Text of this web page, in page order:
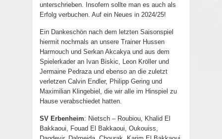
unterschrieben. Insofern sollte man es auch als
Erfolg verbuchen. Auf ein Neues in 2024/25!
Ein Dankeschön nach dem letzten Saisonspiel
hiermit nochmals an unsere Trainer Hussen
Harmouch und Serkan Akcakya und aus dem
Spielerkader an Ivan Biskic, Leon Kröller und
Jermaine Pedraza und ebenso an die zuletzt
verletzen Calvin Endler, Philipp Gering und
Maximilian Klingebiel, die wir alle im Hinspiel zu
Hause verabschiedet hatten.
SV Erbenheim: Nietsch – Roubiou, Khalid El
Bakkaoui, Fouad El Bakkaoui, Oukouiss,